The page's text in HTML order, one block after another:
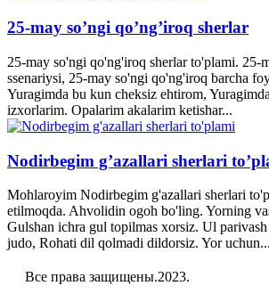
25-may so’ngi qo’ng’iroq sherlar
25-may so'ngi qo'ng'iroq sherlar to'plami. 25-
ssenariysi, 25-may so'ngi qo'ng'iroq barcha
Yuragimda bu kun cheksiz ehtirom,
izxorlarim. Opalarim akalarim ketishar...
Nodirbegim g’azallari sherlari
Mohlaroyim Nodirbegim g'azallari sherlari
etilmoqda. Ahvolidin ogoh bo'ling. Yorning
Gulshan ichra gul topilmas xorsiz. Ul
judo, Rohati dil qolmadi dildorsiz. Yor uchun...
Все права защищены.2023.